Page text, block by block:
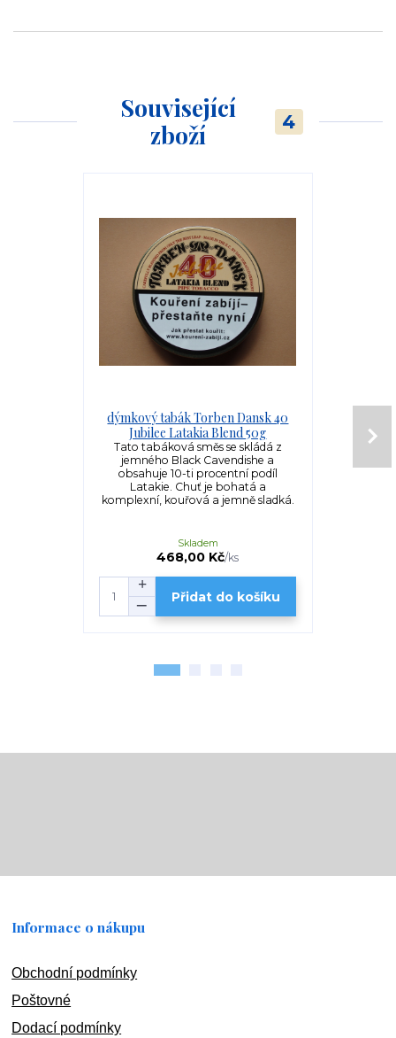
Související
zboží
4
dýmkový tabák Torben Dansk 40
Jubilee Latakia Blend 50g
Tato tabáková směs se skládá z
jemného Black Cavendishe a
obsahuje 10-ti procentní podíl
Latakie. Chuť je bohatá a
komplexní, kouřová a jemně sladká.
468,00 Kč/ks
Skladem
Přidat do košíku
Tabák
Black
týdnů v
Informace o nákupu
Obchodní podmínky
Poštovné
Dodací podmínky